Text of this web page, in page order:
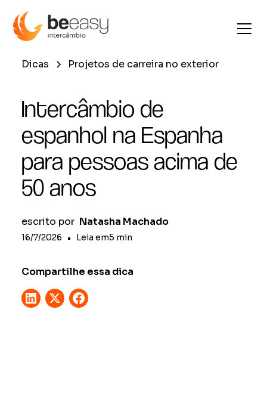
Dicas Projetos de carreira no exterior
Intercâmbio de
espanhol na Espanha
para pessoas acima de
50 anos
escrito por Natasha Machado
16/7/2026 • Leia em5 min
Compartilhe essa dica